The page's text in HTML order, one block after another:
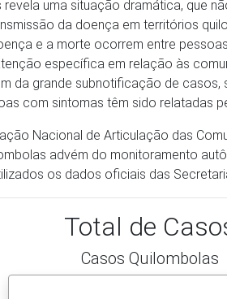
uma situação dramática, que
da doença em territórios
e a morte ocorrem entre
específica em relação às
da grande subnotificação de
com sintomas têm sido relatadas
Nacional de Articulação das
advém do monitoramento
os dados oficiais das
Total de
Casos Quilombolas